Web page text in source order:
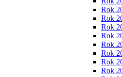
Rok
Rok
Rok
Rok
Rok
Rok
Rok
Rok